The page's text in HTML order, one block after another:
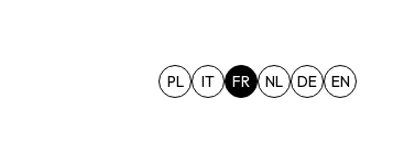
PL IT FR NL DE EN